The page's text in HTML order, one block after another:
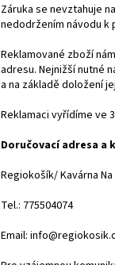
Záruka se nevztahuje
nedodržením návodu k
Reklamované zboží
adresu. Nejnižší nutné
a na základě doložení
Reklamaci vyřídíme ve
Doručovací adresa
Regiokošík/ Kavárna
Tel.: 775504074
Email: